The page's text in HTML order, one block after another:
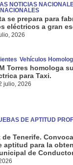
NOTICIAS
se prepara para
eléctricos a gran
2026
Vehículos
Torres homologa
para Taxi.
julio, 2026
DE APTITUD
de Tenerife.
aptitud para la
de